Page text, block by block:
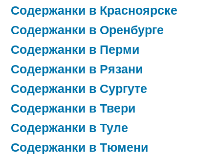
Содержанки в Красноярске
Содержанки в Оренбурге
Содержанки в Перми
Содержанки в Рязани
Содержанки в Сургуте
Содержанки в Твери
Содержанки в Туле
Содержанки в Тюмени